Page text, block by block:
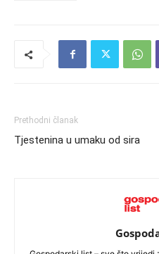
Prethodni članak
Tjestenina u umaku od sira